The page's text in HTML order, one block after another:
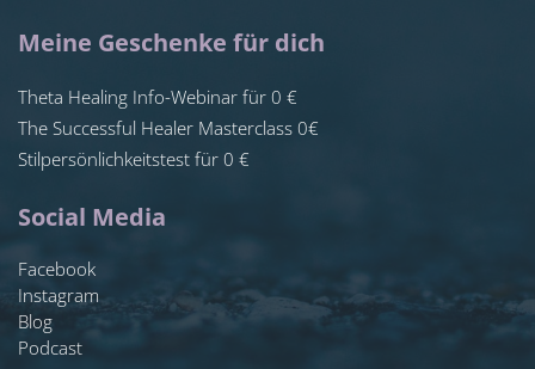
Meine Geschenke für dich
Theta Healing Info-Webinar für 0 €
The Successful Healer Masterclass 0€
Stilpersönlichkeitstest für 0 €
Social Media
Facebook
Instagram
Blog
Podcast